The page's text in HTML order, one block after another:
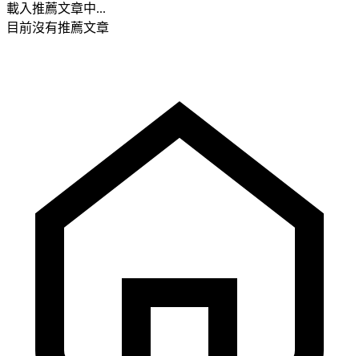
載入推薦文章中...
目前沒有推薦文章